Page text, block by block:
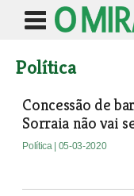
Política
Concessão de
Sorraia não vai
Política | 05-03-2020